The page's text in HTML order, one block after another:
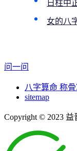
日柱中
女的八
问一问
八字算命 称
sitemap
Copyright © 2023 益